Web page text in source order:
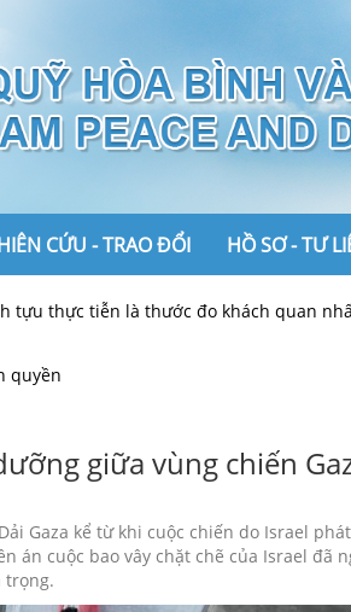
CỨU - TRAO ĐỔI HỒ SƠ - TƯ
tiễn là thước đo khách quan nhất
quyền
giữa vùng chiến
Gaza kể từ khi cuộc chiến do Israel
án cuộc bao vây chặt chẽ của Israel
trọng.